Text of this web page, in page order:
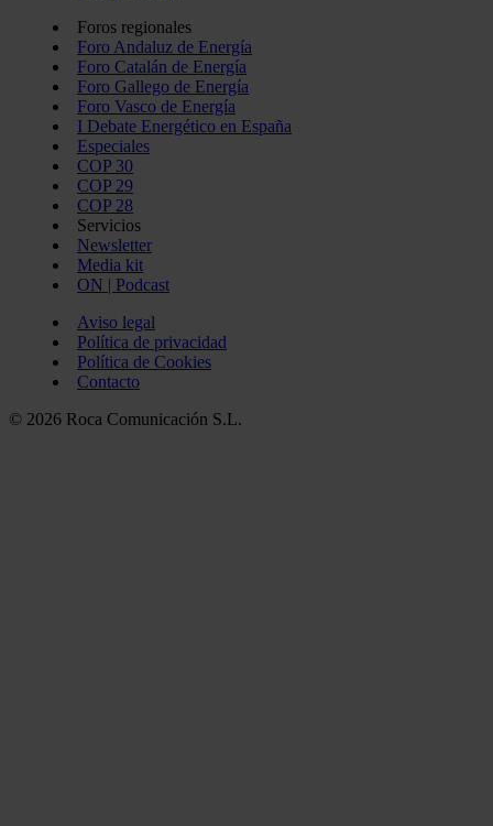
Foros regionales
Foro Andaluz de Energía
Foro Catalán de Energía
Foro Gallego de Energía
Foro Vasco de Energía
I Debate Energético en España
Especiales
COP 30
COP 29
COP 28
Servicios
Newsletter
Media kit
ON | Podcast
Aviso legal
Política de privacidad
Política de Cookies
Contacto
© 2026 Roca Comunicación S.L.